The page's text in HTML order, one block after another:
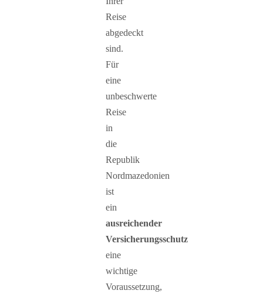
Reise
abgedeckt
sind.
Für
eine
unbeschwerte
Reise
in
die
Republik
Nordmazedonien
ist
ein
ausreichender
Versicherungsschutz
eine
wichtige
Voraussetzung,